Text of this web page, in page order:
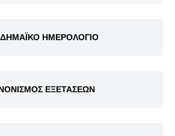
ΗΜΕΡΟΛΟΓΙΟ
ΕΞΕΤΑΣΕΩΝ